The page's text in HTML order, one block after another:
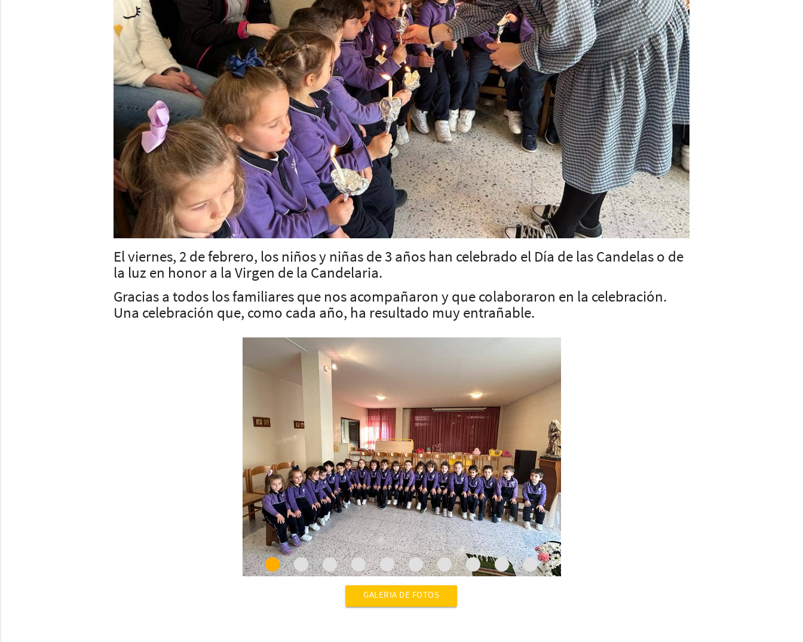
El viernes, 2 de febrero, los niños y niñas de 3 años han celebrado el Día de las Candelas o de
la luz en honor a la Virgen de la Candelaria.
Gracias a todos los familiares que nos acompañaron y que colaboraron en la celebración.
Una celebración que, como cada año, ha resultado muy entrañable.
GALERIA DE FOTOS